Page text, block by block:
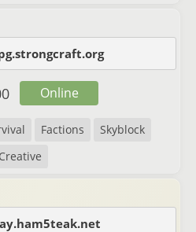
Factions
Skyblock
Creative
Online